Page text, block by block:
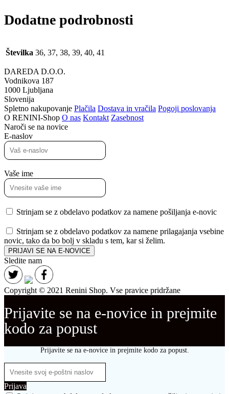
Dodatne podrobnosti
Številka 36, 37, 38, 39, 40, 41
DAREDA D.O.O.
Vodnikova 187
1000 Ljubljana
Slovenija
Spletno nakupovanje Plačila Dostava in vračila Pogoji poslovanja
O RENINI-Shop O nas Kontakt Zasebnost
Naroči se na novice
E-naslov
Vaše ime
Strinjam se z obdelavo podatkov za namene pošiljanja e-novic
Strinjam se z obdelavo podatkov za namene prilagajanja vsebine
novic, tako da bo bolj v skladu s tem, kar si želim.
PRIJAVI SE NA E-NOVICE
Sledite nam
Copyright © 2021 Renini Shop. Vse pravice pridržane
Prijavite se na e-novice in prejmite
kodo za popust
Prijavite se na e-novice in prejmite kodo za popust.
Prijava